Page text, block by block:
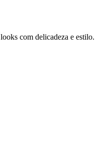
com delicadeza e estilo.